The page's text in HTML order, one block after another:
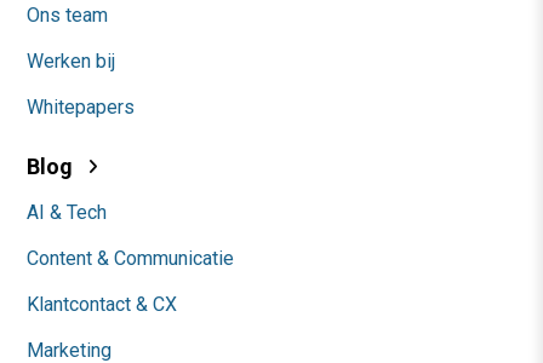
Ons team
Werken bij
Whitepapers
Blog
AI & Tech
Content & Communicatie
Klantcontact & CX
Marketing